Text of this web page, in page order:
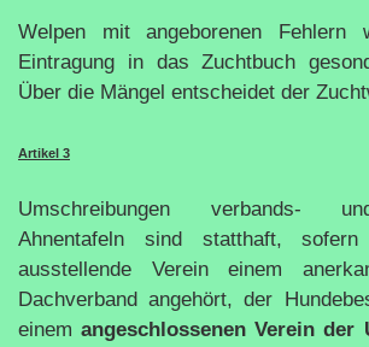
Welpen mit angeborenen Fehlern
Eintragung in das Zuchtbuch
Über die Mängel entscheidet der
Artikel 3
Umschreibungen verbands-
Ahnentafeln sind statthaft, sofern
ausstellende Verein einem
Dachverband angehört, der
einemangeschlossenen Verein der